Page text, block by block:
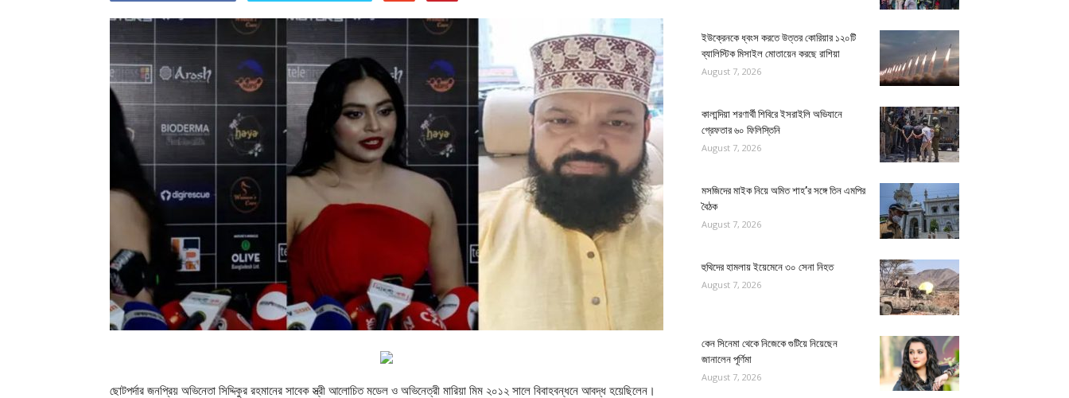
ছোটপর্দার জনপ্রিয় অভিনেতা সিদ্দিকুর রহমানের সাবেক স্ত্রী আলোচিত মডেল ও অভিনেত্রী মারিয়া মিম ২০১২ সালে বিবাহবন্ধনে আবদ্ধ হয়েছিলেন।
ইউক্রেনকে ধ্বংস করতে উত্তর কোরিয়ার ১২০টি
ব্যালিস্টিক মিসাইল মোতায়েন করছে রাশিয়া
August 7, 2026
কালান্দিয়া শরণার্থী শিবিরে ইসরাইলি অভিযানে
গ্রেফতার ৬০ ফিলিস্তিনি
August 7, 2026
মসজিদের মাইক নিয়ে অমিত শাহ’র সঙ্গে তিন এমপির
বৈঠক
August 7, 2026
হুথিদের হামলায় ইয়েমেনে ৩০ সেনা নিহত
August 7, 2026
কেন সিনেমা থেকে নিজেকে গুটিয়ে নিয়েছেন
জানালেন পূর্ণিমা
August 7, 2026